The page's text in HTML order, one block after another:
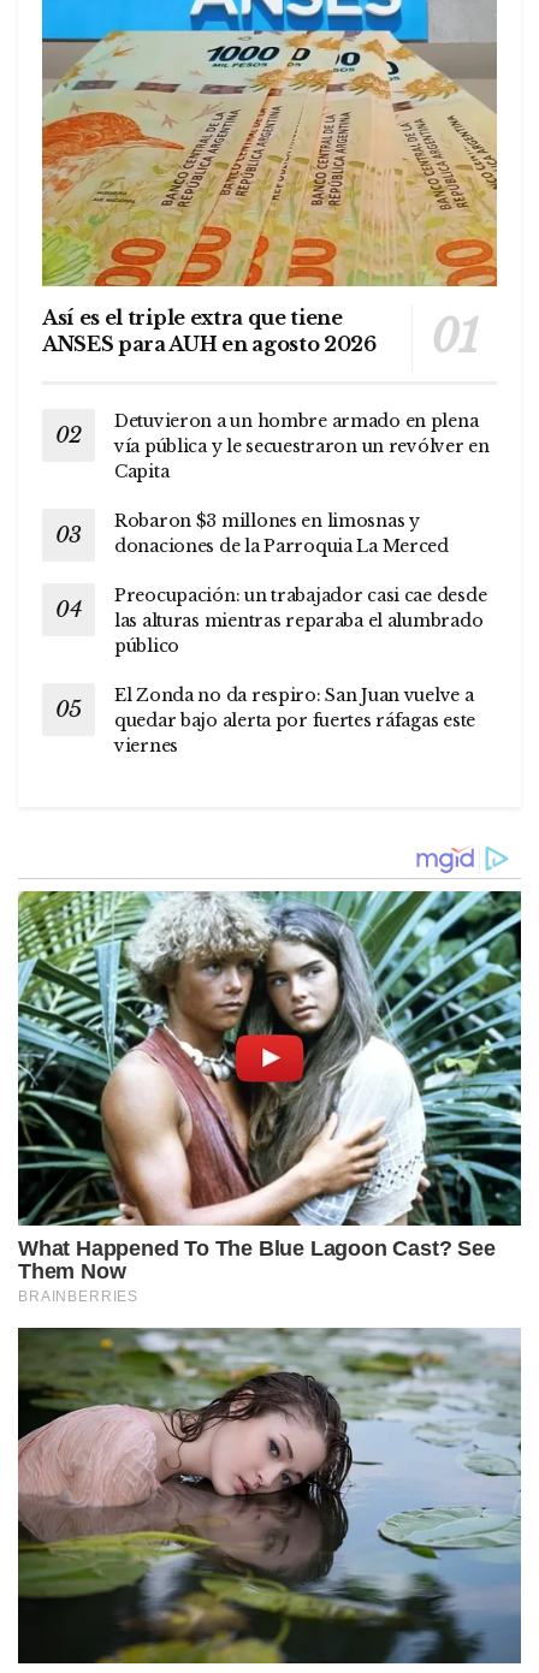
Así es el triple extra que tiene
ANSES para AUH en agosto 2026
Detuvieron a un hombre armado en plena
vía pública y le secuestraron un revólver en
Capita
Robaron $3 millones en limosnas y
donaciones de la Parroquia La Merced
Preocupación: un trabajador casi cae desde
las alturas mientras reparaba el alumbrado
público
El Zonda no da respiro: San Juan vuelve a
quedar bajo alerta por fuertes ráfagas este
viernes